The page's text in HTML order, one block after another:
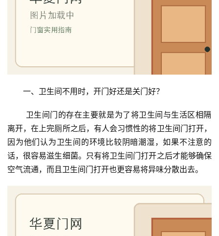
一、卫生间不用时，开门好还是关门好？
离开，在上完厕所之后，有人会习惯性的将卫生间门打开，
因为他们认为卫生间的环境比较阴暗潮湿，如果不注意的
话，很容易滋生细菌。只有将卫生间门打开之后才能够确保
空气流通，而且卫生间门打开也更容易将异味分散出去。